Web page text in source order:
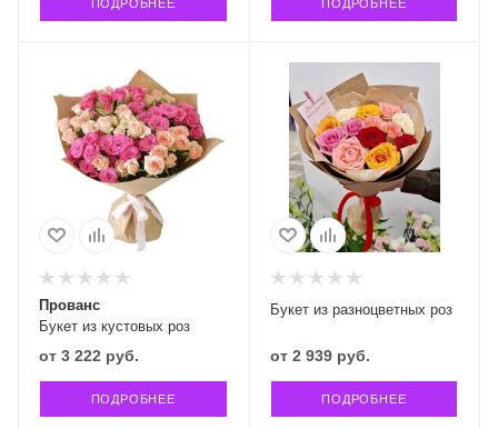
ПОДРОБНЕЕ ПОДРОБНЕЕ
Букет из кустовых роз
Прованс
от 3 222 руб.
ПОДРОБНЕЕ
Букет из разноцветных роз
от 2 939 руб.
ПОДРОБНЕЕ